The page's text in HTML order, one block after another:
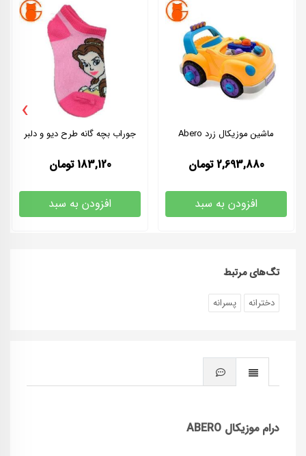
ماشین موزیکال زرد Abero
2,693,880 تومان
افزودن به سبد
جوراب بچه گانه طرح دیو و دلبر
183,120 تومان
افزودن به سبد
›
تگ‌های مرتبط
دخترانه پسرانه
درام موزیکال ABERO